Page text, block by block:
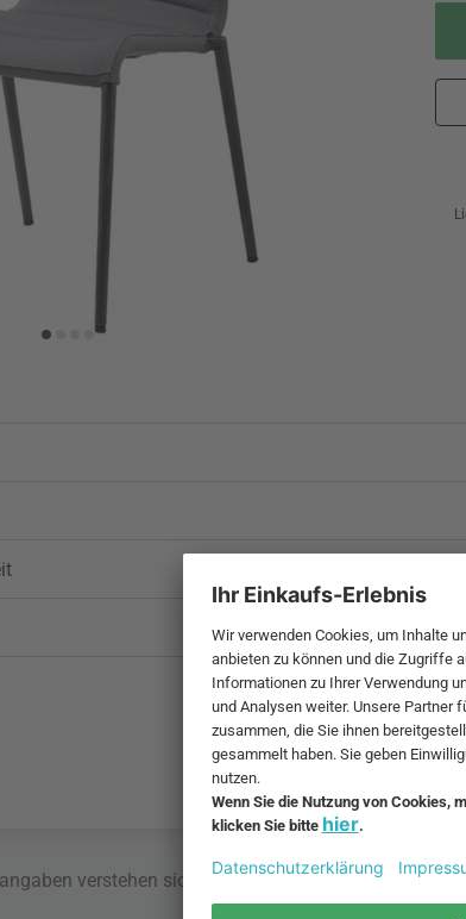
verstehen sich inklusive MwSt. und zzgl.